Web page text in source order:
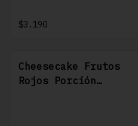
$3.190
Cheesecake Frutos
Rojos Porción